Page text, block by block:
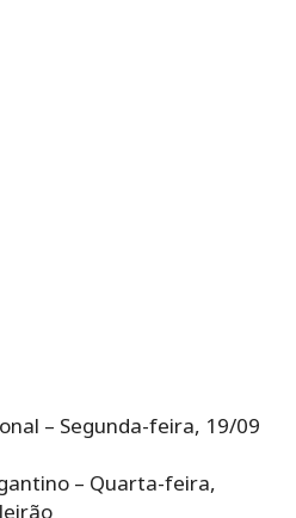
– Segunda-feira, 19/09
– Quarta-feira,